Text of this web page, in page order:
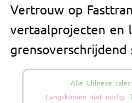
Vertrouw op
vertaalprojecten en
grensoverschrijdend
Alle Chinese talen
Langskomen niet nodig.